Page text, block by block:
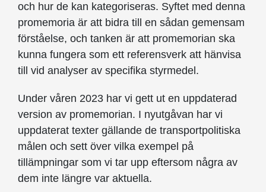
och hur de kan kategoriseras. Syftet med denna
promemoria är att bidra till en sådan gemensam
förståelse, och tanken är att promemorian ska
kunna fungera som ett referensverk att hänvisa
till vid analyser av specifika styrmedel.
Under våren 2023 har vi gett ut en uppdaterad
version av promemorian. I nyutgåvan har vi
uppdaterat texter gällande de transportpolitiska
målen och sett över vilka exempel på
tillämpningar som vi tar upp eftersom några av
dem inte längre var aktuella.